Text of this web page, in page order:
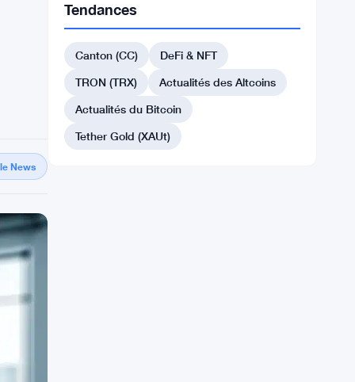
News
Tendances
Canton (CC)
DeFi & NFT
TRON (TRX)
Actualités des Altcoins
Actualités du Bitcoin
Tether Gold (XAUt)